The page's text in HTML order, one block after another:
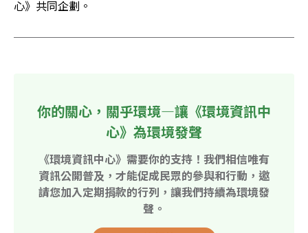
心》共同企劃。
你的關心，關乎環境—讓《環境資訊中
心》為環境發聲
《環境資訊中心》需要你的支持！我們相信唯有
資訊公開普及，才能促成民眾的參與和行動，邀
請您加入定期捐款的行列，讓我們持續為環境發
聲。